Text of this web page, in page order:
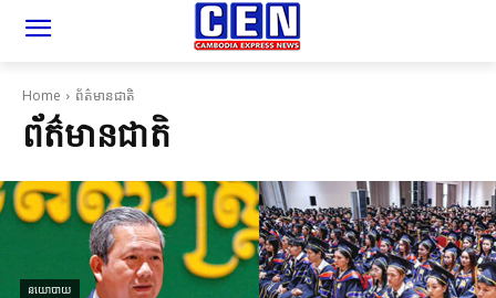
Home ព័ត៌មានជាតិ
ព័ត៌មានជាតិ
នយោបាយ